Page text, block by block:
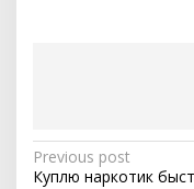
P
Previous post
Куплю наркотик